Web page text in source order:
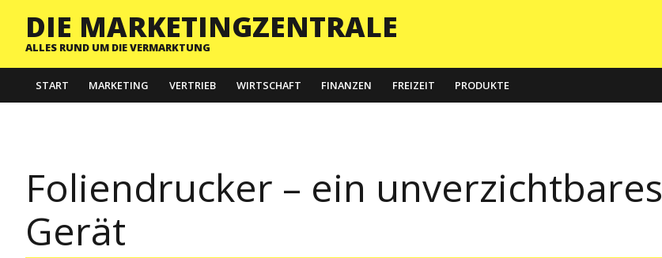
START MARKETING VERTRIEB WIRTSCHAFT FINANZEN FREIZEIT PRODUKTE
DIE MARKETINGZENTRALE
ALLES RUND UM DIE VERMARKTUNG
Foliendrucker – ein unverzichtbares
Gerät